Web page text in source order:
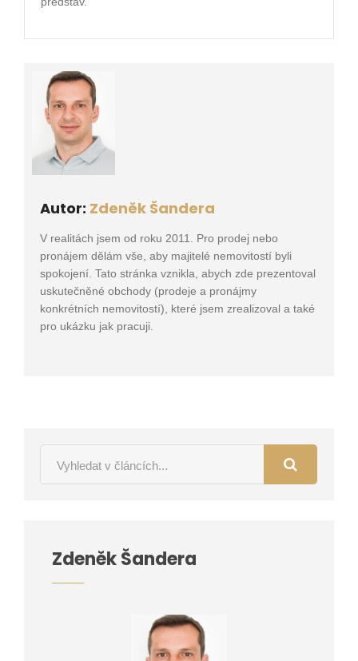
Autor: Zdeněk Šandera
V realitách jsem od roku 2011. Pro prodej nebo
pronájem dělám vše, aby majitelé nemovitostí byli
spokojení. Tato stránka vznikla, abych zde prezentoval
uskutečněné obchody (prodeje a pronájmy
konkrétních nemovitostí), které jsem zrealizoval a také
pro ukázku jak pracuji.
Zdeněk Šandera